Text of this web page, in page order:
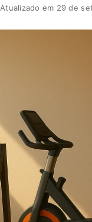
Atualizado em 29 de